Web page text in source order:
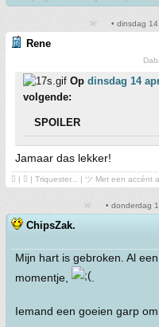
• dinsdag
Rene
Op dinsdag 14
volgende:
SPOILER
Jamaar das lekker!
 | ❤ | Triquester... | ツ Met een accént
• donderdag
ChipsZak.
Mijn hart is gebroken. Al
momentje,
Iemand een goeien garp